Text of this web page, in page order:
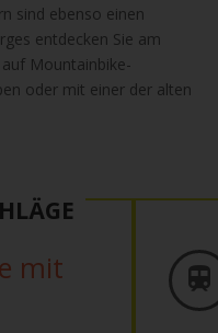
sind ebenso einen
entdecken Sie am
Mountainbike-
oder mit einer der alten
mit